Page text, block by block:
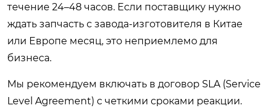
течение 24–48 часов. Если поставщику нужно
ждать запчасть с завода-изготовителя в Китае
или Европе месяц, это неприемлемо для
бизнеса.
Мы рекомендуем включать в договор SLA (Service
Level Agreement) с четкими сроками реакции.